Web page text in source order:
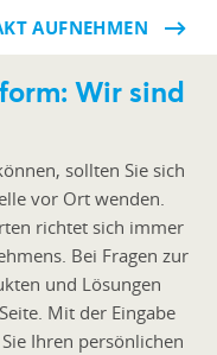
AUFNEHMEN
Wir sind
sollten Sie sich
vor Ort wenden.
richtet sich immer
Bei Fragen zur
und Lösungen
Mit der Eingabe
Ihren persönlichen